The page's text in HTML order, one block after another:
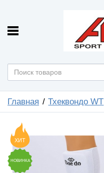
Главная Тхеквондо WT
ХИТ
НОВИНКА